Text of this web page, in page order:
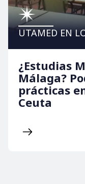
UTAMED EN
¿Estudias
Málaga?
prácticas
Ceuta